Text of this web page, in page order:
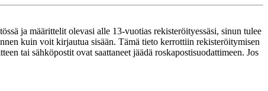
ja määrittelit olevasi alle 13-vuotias rekisteröityessäsi, sinun tulee
kuin voit kirjautua sisään. Tämä tieto kerrottiin rekisteröitymisen
tai sähköpostit ovat saattaneet jäädä roskapostisuodattimeen. Jos